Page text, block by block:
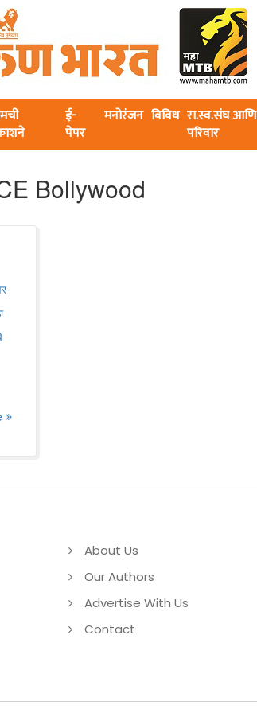
ई-
पेपर
मनोरंजन विविध रा.स्व.संघ आणि
परिवार
Bollywood
About Us
Our Authors
Advertise With Us
Contact